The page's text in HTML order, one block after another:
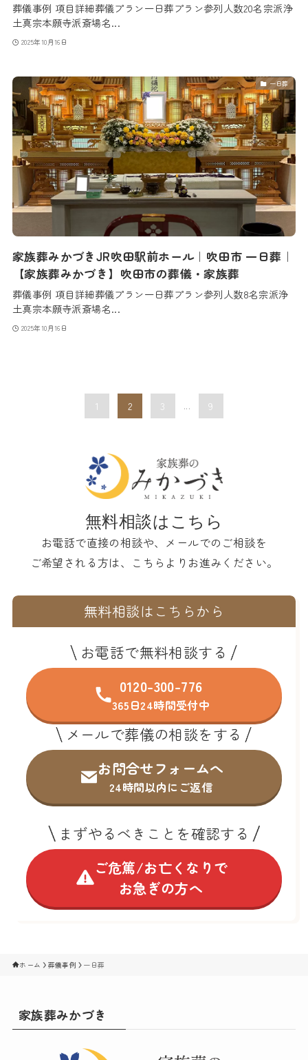
葬儀事例 項目詳細葬儀プラン一日葬プラン参列人数20名宗派浄
土真宗本願寺派斎場名...
2025年10月16日
一日葬
家族葬みかづきJR吹田駅前ホール｜吹田市 一日葬｜
【家族葬みかづき】吹田市の葬儀・家族葬
葬儀事例 項目詳細葬儀プラン一日葬プラン参列人数8名宗派浄
土真宗本願寺派斎場名...
2025年10月16日
1 2 3 ... 9
無料相談はこちら
お電話で直接の相談や、メールでのご相談を
ご希望される方は、こちらよりお進みください。
無料相談はこちらから
お電話で無料相談する
0120-300-776
365日24時間受付中
メールで葬儀の相談をする
お問合せフォームへ
24時間以内にご返信
まずやるべきことを確認する
ご危篤/お亡くなりで
お急ぎの方へ
ホーム 葬儀事例 一日葬
家族葬みかづき